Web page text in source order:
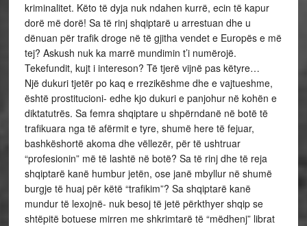
kriminalitet. Këto të dyja nuk ndahen kurrë, ecin të kapur
dorë më dorë! Sa të rinj shqiptarë u arrestuan dhe u
dënuan për trafik droge në të gjitha vendet e Europës e më
tej? Askush nuk ka marrë mundimin t’i numërojë.
Tekefundit, kujt i intereson? Të tjerë vijnë pas këtyre…
Një dukuri tjetër po kaq e rrezikëshme dhe e vajtueshme,
është prostitucioni- edhe kjo dukuri e panjohur në kohën e
diktatutrës. Sa femra shqiptare u shpërndanë në botë të
trafikuara nga të afërmit e tyre, shumë here të fejuar,
bashkëshortë akoma dhe vëllezër, për të ushtruar
“profesionin” më të lashtë në botë? Sa të rinj dhe të reja
shqiptarë kanë humbur jetën, ose janë mbyllur në shumë
burgje të huaj për këtë “trafikim”? Sa shqiptarë kanë
mundur të lexojnë- nuk besoj të jetë përkthyer shqip se
shtëpitë botuese mirren me shkrimtarë të “mëdhenj” librat